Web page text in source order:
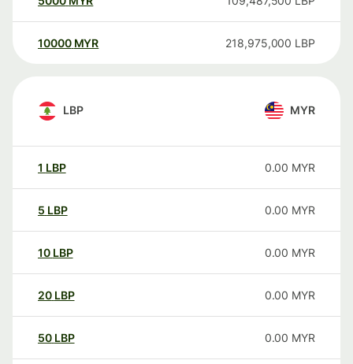
10000 MYR 218,975,000 LBP
LBP MYR
1 LBP 0.00 MYR
5 LBP 0.00 MYR
10 LBP 0.00 MYR
20 LBP 0.00 MYR
50 LBP 0.00 MYR